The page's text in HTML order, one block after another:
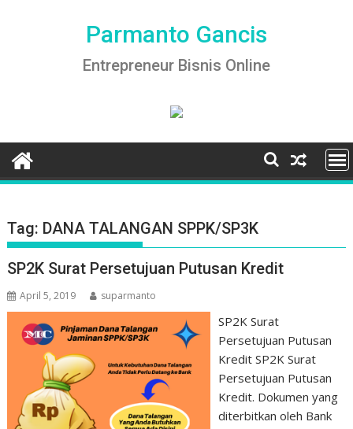
Parmanto Gancis
Entrepreneur Bisnis Online
Tag: DANA TALANGAN SPPK/SP3K
SP2K Surat Persetujuan Putusan Kredit
April 5, 2019 suparmanto
SP2K Surat
Persetujuan Putusan
Kredit SP2K Surat
Persetujuan Putusan
Kredit. Dokumen yang
diterbitkan oleh Bank